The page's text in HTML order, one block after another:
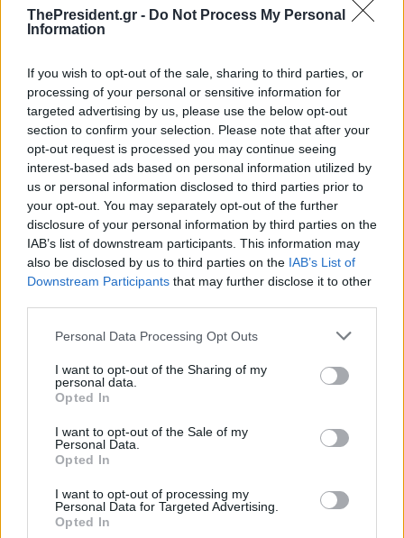
ThePresident.gr - Do Not Process My Personal
Information
If you wish to opt-out of the sale, sharing to third parties, or
processing of your personal or sensitive information for
targeted advertising by us, please use the below opt-out
section to confirm your selection. Please note that after your
opt-out request is processed you may continue seeing
interest-based ads based on personal information utilized by
us or personal information disclosed to third parties prior to
your opt-out. You may separately opt-out of the further
disclosure of your personal information by third parties on the
IAB’s list of downstream participants. This information may
also be disclosed by us to third parties on the IAB’s List of
Downstream Participants that may further disclose it to other
Personal Data Processing Opt Outs
I want to opt-out of the Sharing of my
personal data.
Opted In
I want to opt-out of the Sale of my
Personal Data.
Opted In
I want to opt-out of processing my
Personal Data for Targeted Advertising.
Opted In